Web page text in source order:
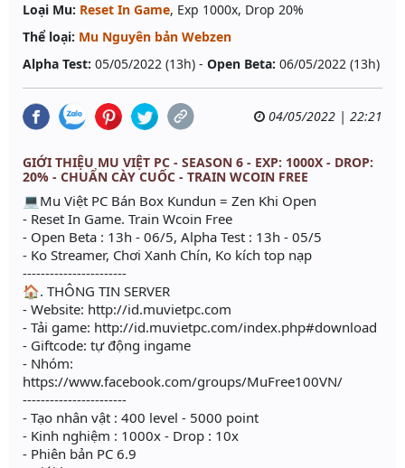
Loại Mu: Reset In Game, Exp 1000x, Drop 20%
Thể loại: Mu Nguyên bản Webzen
Alpha Test: 05/05/2022 (13h) - Open Beta: 06/05/2022 (13h)
04/05/2022 | 22:21
GIỚI THIỆU MU VIỆT PC - SEASON 6 - EXP: 1000X - DROP:
20% - CHUẨN CÀY CUỐC - TRAIN WCOIN FREE
💻Mu Việt PC Bán Box Kundun = Zen Khi Open
- Reset In Game. Train Wcoin Free
- Open Beta : 13h - 06/5, Alpha Test : 13h - 05/5
- Ko Streamer, Chơi Xanh Chín, Ko kích top nạp
-----------------------
🏠. THÔNG TIN SERVER
- Website: http://id.muvietpc.com
- Tải game: http://id.muvietpc.com/index.php#download
- Giftcode: tự động ingame
- Nhóm:
https://www.facebook.com/groups/MuFree100VN/
-----------------------
- Tạo nhân vật : 400 level - 5000 point
- Kinh nghiệm : 1000x - Drop : 10x
- Phiên bản PC 6.9